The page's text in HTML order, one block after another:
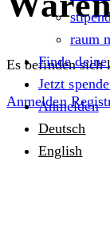
Es befinden sich
Anmelden
raum
Finde
Jetzt
Anmelden
Deutsch
English